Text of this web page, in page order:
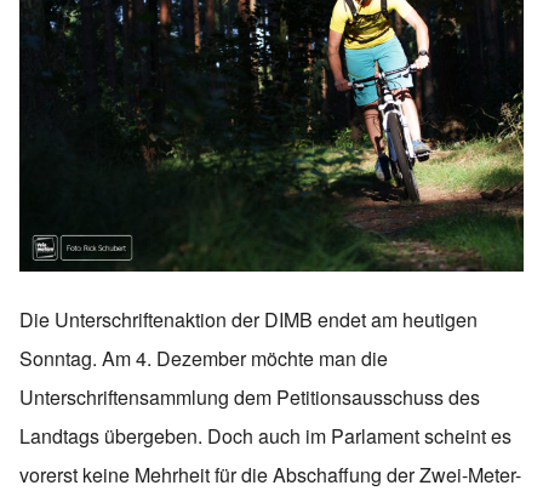
Die Unterschriftenaktion der DIMB endet am heutigen
Sonntag. Am 4. Dezember möchte man die
Unterschriftensammlung dem Petitionsausschuss des
Landtags übergeben. Doch auch im Parlament scheint es
vorerst keine Mehrheit für die Abschaffung der Zwei-Meter-